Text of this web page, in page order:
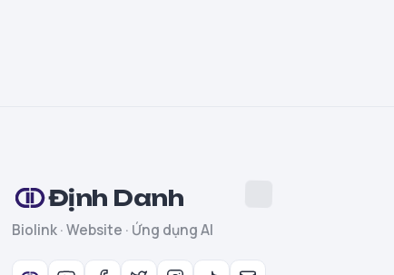
Định Danh
Biolink · Website · Ứng dụng AI